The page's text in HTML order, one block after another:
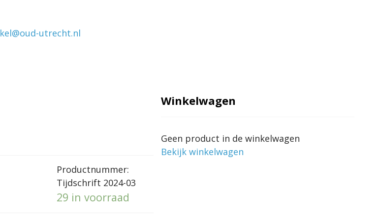
utrecht.nl
Productnummer:
Tijdschrift 2024-03
29 in voorraad
Winkelwagen
Geen product in de winkelwagen
Bekijk winkelwagen